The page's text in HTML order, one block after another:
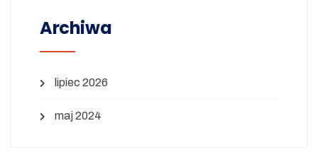
Archiwa
lipiec 2026
maj 2024